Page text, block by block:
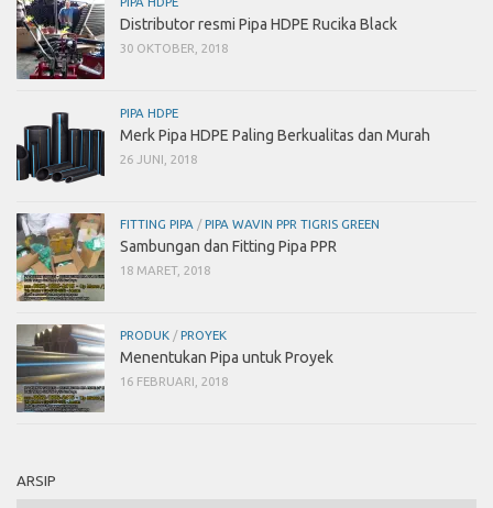
Distributor resmi Pipa HDPE Rucika Black
30 OKTOBER, 2018
PIPA HDPE
Merk Pipa HDPE Paling Berkualitas dan Murah
26 JUNI, 2018
FITTING PIPA /PIPA WAVIN PPR TIGRIS GREEN
Sambungan dan Fitting Pipa PPR
18 MARET, 2018
PRODUK /PROYEK
Menentukan Pipa untuk Proyek
16 FEBRUARI, 2018
ARSIP